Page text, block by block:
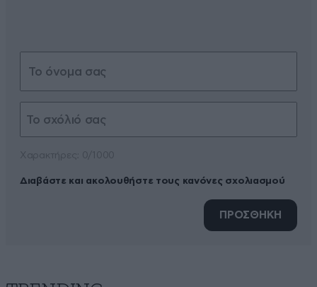
Διαβάστε και ακολουθήστε τους κανόνες σχολιασμού
ΠΡΟΣΘΗΚΗ